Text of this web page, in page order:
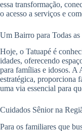
essa transformação,
o acesso a serviços e
Um Bairro para Todas as
Hoje, o Tatuapé é
idades, oferecendo
para famílias e idosos. A
estratégica, proporciona
uma via essencial para
Cuidados Sênior na
Para os familiares que